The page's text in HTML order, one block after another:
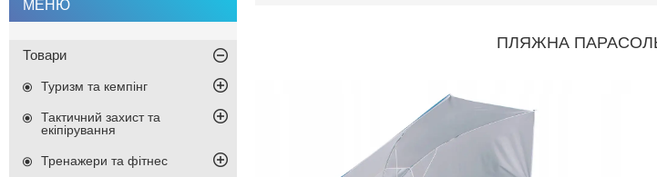
ПЛЯЖНА
Товари
Туризм та кемпінг
Тактичний захист та
екіпірування
Тренажери та фітнес